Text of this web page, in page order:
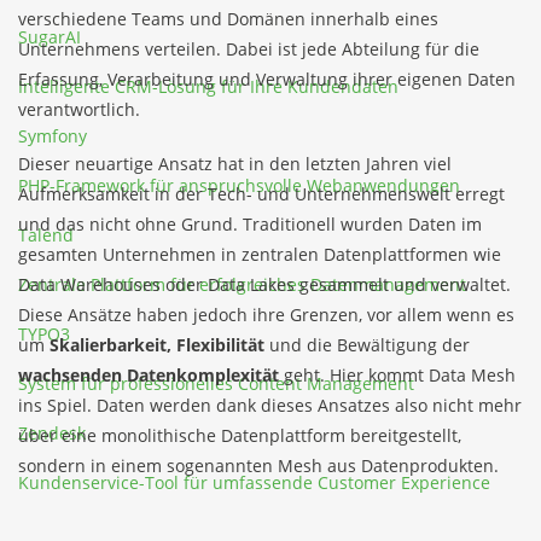
SugarAI
Intelligente CRM-Lösung für Ihre Kundendaten
Symfony
PHP-Framework für anspruchsvolle Webanwendungen
Talend
Zentrale Plattform für erfolgreiches Datenmanagement
TYPO3
System für professionelles Content Management
Zendesk
Kundenservice-Tool für umfassende Customer Experience
verschiedene Teams und Domänen innerhalb eines
Unternehmens verteilen. Dabei ist jede Abteilung für die
Erfassung, Verarbeitung und Verwaltung ihrer eigenen Daten
verantwortlich.
Dieser neuartige Ansatz hat in den letzten Jahren viel
Aufmerksamkeit in der Tech- und Unternehmenswelt erregt
und das nicht ohne Grund. Traditionell wurden Daten im
gesamten Unternehmen in zentralen Datenplattformen wie
Data Warehouses oder Data Lakes gesammelt und verwaltet.
Diese Ansätze haben jedoch ihre Grenzen, vor allem wenn es
umSkalierbarkeit, Flexibilität und die Bewältigung der
wachsenden Datenkomplexitätgeht. Hier kommt Data Mesh
ins Spiel. Daten werden dank dieses Ansatzes also nicht mehr
über eine monolithische Datenplattform bereitgestellt,
sondern in einem sogenannten Mesh aus Datenprodukten.